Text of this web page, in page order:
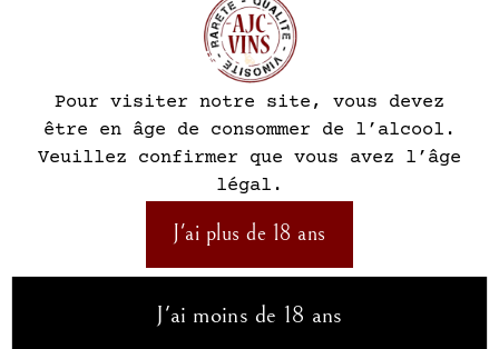
Vous Pourriez Aimer
Pour visiter notre site, vous devez
être en âge de consommer de l’alcool.
Veuillez confirmer que vous avez l’âge
légal.
J'ai plus de 18 ans
J'ai moins de 18 ans